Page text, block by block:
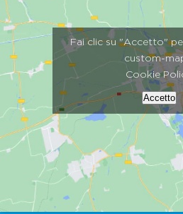
Fai clic su "Accetto"
custom-
Cookie
Accetto